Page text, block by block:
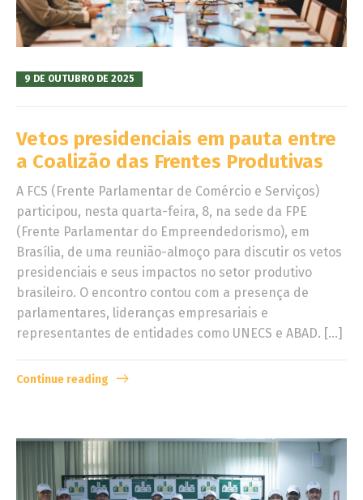
9 DE OUTUBRO DE 2025
Vetos presidenciais em pauta entre
a Coalizão das Frentes Produtivas
A FCS (Frente Parlamentar de Comércio e Serviços)
participou, nesta quarta-feira, 8, na sede da FPE
(Frente Parlamentar do Empreendedorismo), em
Brasília, de uma reunião-almoço para discutir os vetos
presidenciais e seus impactos no setor produtivo
brasileiro. O encontro contou com a presença de
parlamentares, lideranças empresariais e
representantes de entidades como UNECS e ABAD. […]
Continue reading